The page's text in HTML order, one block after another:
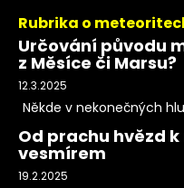
Rubrika o
Určování původu
z Měsíce či Marsu?
12.3.2025
Někde v nekonečných
Od prachu hvězd
vesmírem
19.2.2025